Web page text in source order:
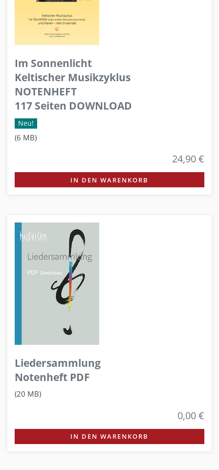
Im Sonnenlicht
Keltischer Musikzyklus
NOTENHEFT
117 Seiten DOWNLOAD
Neu!
(6 MB)
24,90 €
IN DEN WARENKORB
Liedersammlung
Notenheft PDF
(20 MB)
0,00 €
IN DEN WARENKORB